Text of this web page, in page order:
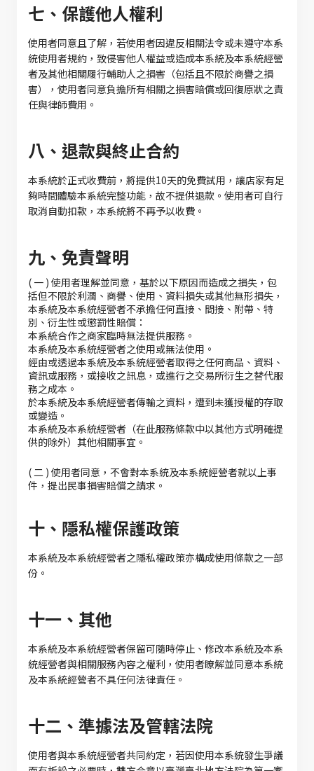
七、保護他人權利
使用者同意且了解，若使用者因違反相關法令或未遵守本系
統使用者規約，致侵害他人權益或造成本系統及本系統經營
者及其他相關履行輔助人之損害（包括且不限於商譽之損
害），使用者同意負擔所有相關之損害賠償或回復原狀之責
任與律師費用。
八、退款與終止合約
本系統於正式收費前，將提供10天的免費試用，讓店家有足
夠時間體驗本系統完整功能，故不提供退款。使用者可自行
取消自動扣款，本系統將不再予以收費。
九、免責聲明
( 一 ) 使用者理解並同意，基於以下原因而造成之損失，包
括但不限於利潤、商譽、使用、資料損失或其他無形損失，
本系統及本系統經營者不承擔任何直接、間接、附帶、特
別、衍生性或懲罰性賠償：
本系統合作之商家臨時無法提供服務。
本系統及本系統經營者之使用或無法使用。
經由或透過本系統及本系統經營者取得之任何商品、資料、
資訊或服務，或接收之訊息，或進行之交易所衍生之替代服
務之成本。
於本系統及本系統經營者傳輸之資料，遭到未獲授權的存取
或變造。
本系統及本系統經營者（在此服務條款中以其他方式明確提
供的除外）其他相關事宜。
( 二 ) 使用者同意，不會對本系統及本系統經營者就以上事
件，提出民事損害賠償之請求。
十、隱私權保護政策
本系統及本系統經營者之隱私權政策亦構成使用條款之一部
份。
十一、其他
本系統及本系統經營者保留可隨時停止、修改本系統及本系
統經營者與相關服務內容之權利，使用者瞭解並同意本系統
及本系統經營者不具任何法律責任。
十二、準據法及管轄法院
使用者與本系統經營者共同約定，若因使用本系統發生爭議